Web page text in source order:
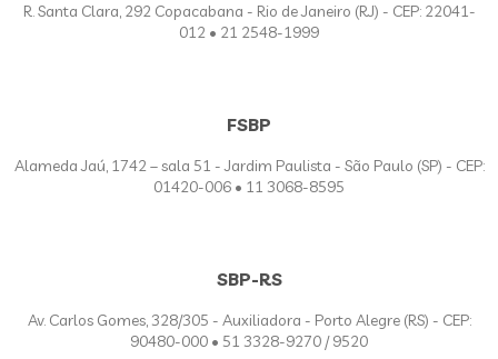
R. Santa Clara, 292 Copacabana - Rio de Janeiro (RJ) - CEP: 22041-
012 • 21 2548-1999
FSBP
Alameda Jaú, 1742 – sala 51 - Jardim Paulista - São Paulo (SP) - CEP:
01420-006 • 11 3068-8595
SBP-RS
Av. Carlos Gomes, 328/305 - Auxiliadora - Porto Alegre (RS) - CEP:
90480-000 • 51 3328-9270 / 9520